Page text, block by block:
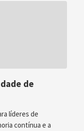
de
líderes de
contínua e a